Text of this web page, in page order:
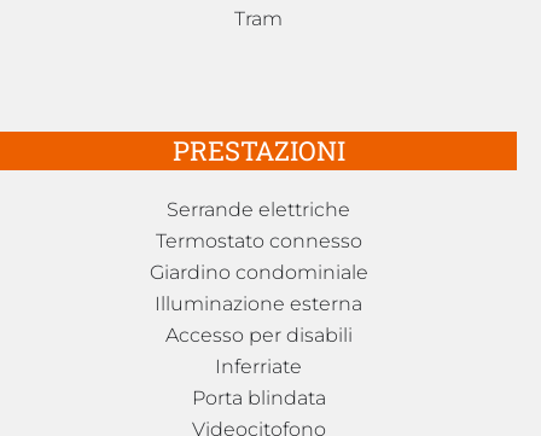
Tram
PRESTAZIONI
Serrande elettriche
Termostato connesso
Giardino condominiale
Illuminazione esterna
Accesso per disabili
Inferriate
Porta blindata
Videocitofono